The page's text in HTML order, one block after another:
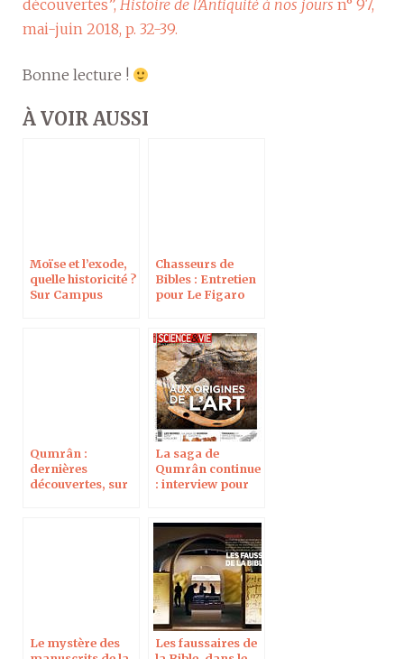
découvertes”, Histoire de l’Antiquité à nos jours n° 97,
mai-juin 2018, p. 32-39.
Bonne lecture !
À VOIR AUSSI
Moïse et l’exode,
quelle historicité ?
Sur Campus
Chasseurs de
Bibles : Entretien
pour Le Figaro
Qumrân :
dernières
découvertes, sur
La saga de
Qumrân continue
: interview pour
Le mystère des
Les faussaires de